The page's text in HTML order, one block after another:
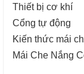
Thiết bị cơ khí
Cổng tự động
Kiến thức mái
Mái Che Nắng